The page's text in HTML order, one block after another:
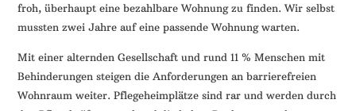
froh, überhaupt eine bezahlbare Wohnung zu finden. Wir selbst
mussten zwei Jahre auf eine passende Wohnung warten.
Mit einer alternden Gesellschaft und rund 11 % Menschen mit
Behinderungen steigen die Anforderungen an barrierefreien
Wohnraum weiter. Pflegeheimplätze sind rar und werden durch